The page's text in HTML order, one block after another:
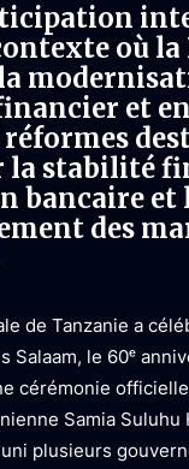
où la
et
la stabilité
bancaire et
des
de Tanzanie a
Salaam, le 60ᵉ
cérémonie
Samia Suluhu
plusieurs